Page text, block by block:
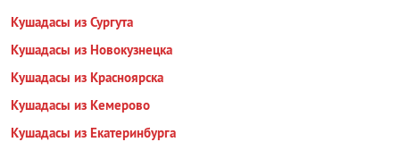
Кушадасы из Сургута
Кушадасы из Новокузнецка
Кушадасы из Красноярска
Кушадасы из Кемерово
Кушадасы из Екатеринбурга